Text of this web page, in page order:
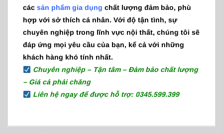
các sản phẩm gia dụng chất lượng đảm bảo, phù
hợp với sở thích cá nhân. Với độ tận tình, sự
chuyên nghiệp trong lĩnh vực nội thất, chúng tôi sẽ
đáp ứng mọi yêu cầu của bạn, kể cả với những
khách hàng khó tính nhất.
Chuyên nghiệp – Tận tâm – Đảm bảo chất lượng
– Giá cả phải chăng
Liên hệ ngay để được hỗ trợ: 0345.599.399